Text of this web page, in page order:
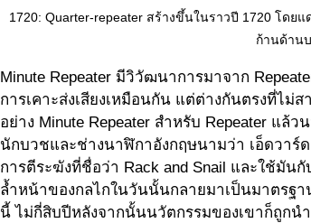
1720: Quarter-repeater สร้างขึ้นในราวปี 1720 โดย
ก้านด้าน
Minute Repeater มีวิวัฒนาการมาจาก
การเคาะส่งเสียงเหมือนกัน แต่ต่างกันตรงที่ไม่
อย่าง Minute Repeater สำหรับ Repeater แล้
นักบวชและช่างนาฬิกาอังกฤษนามว่า เอ็ดวาร์ด
การตีระฆังที่ชื่อว่า Rack and Snail และใช้มั
ล้ำหน้าของกลไกในวันนั้นกลายมาเป็นมาตรฐ
นี้ ไม่กี่สิบปีหลังจากนั้นนวัตกรรมของเขาก็ถูก